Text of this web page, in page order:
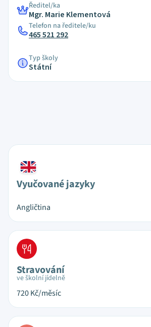
Ředitel/ka
Mgr. Marie Klementová
Telefon na ředitele/ku
465 521 292
Typ školy
Státní
Vyučované jazyky
Angličtina
Stravování
ve školní jídelně
720Kč/měsíc